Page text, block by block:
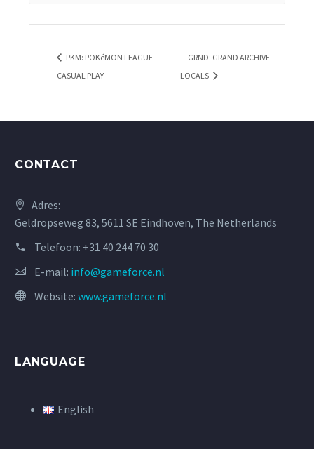
PKM: POKéMON LEAGUE
CASUAL PLAY
GRND: GRAND ARCHIVE
LOCALS
CONTACT
Adres:
Geldropseweg 83, 5611 SE Eindhoven, The Netherlands
Telefoon: +31 40 244 70 30
E-mail: info@gameforce.nl
Website: www.gameforce.nl
LANGUAGE
English